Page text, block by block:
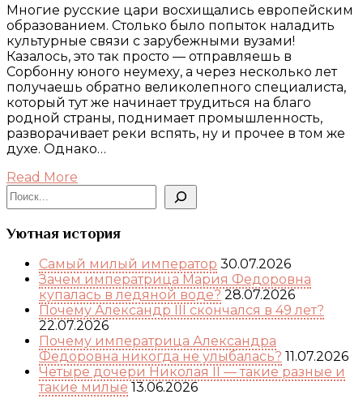
Многие русские цари восхищались европейским
образованием. Столько было попыток наладить
культурные связи с зарубежными вузами!
Казалось, это так просто — отправляешь в
Сорбонну юного неумеху, а через несколько лет
получаешь обратно великолепного специалиста,
который тут же начинает трудиться на благо
родной страны, поднимает промышленность,
разворачивает реки вспять, ну и прочее в том же
духе. Однако…
Read More
Поиск
Уютная история
Самый милый император 30.07.2026
Зачем императрица Мария Федоровна
купалась в ледяной воде? 28.07.2026
Почему Александр III скончался в 49 лет?
22.07.2026
Почему императрица Александра
Федоровна никогда не улыбалась? 11.07.2026
Четыре дочери Николая II — такие разные и
такие милые 13.06.2026